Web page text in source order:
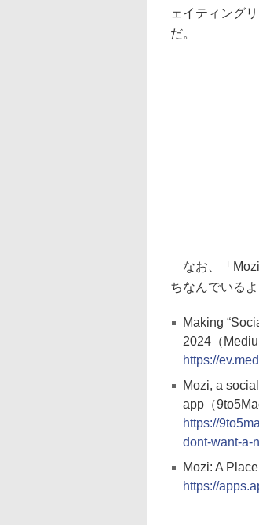
ェイティング
だ。
なお、「Mozi
ちなんでいるよ
Making
2024（
https://
Mozi, a
app（
https://
dont-want-a-
Mozi: A
https://